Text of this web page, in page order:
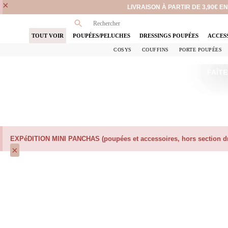
LIVRAISON À PARTIR DE 3,90€
×
TOUT VOIR
POUPÉES/PELUCHES DRESSINGS POUPÉES
COSYS COUFFINS PORTE POUPÉES
EXPéDITION MINI PANCHAS (poupées et accessoires, hors section
×